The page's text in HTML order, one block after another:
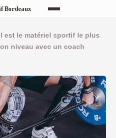
est le matériel sportif le plus
niveau avec un coach